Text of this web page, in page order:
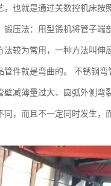
也就是通过关数控机床按
压法：用型锻机将管子端
较为常用，一种方法叫伸
件就是弯曲的。 不锈钢
减薄量过大、圆弧外侧弯
，而且不一定同时发生，